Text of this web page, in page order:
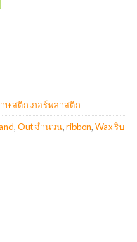
ษ สติกเกอร์พลาสติก
,Out จำนวน,ribbon,Wax ริบ